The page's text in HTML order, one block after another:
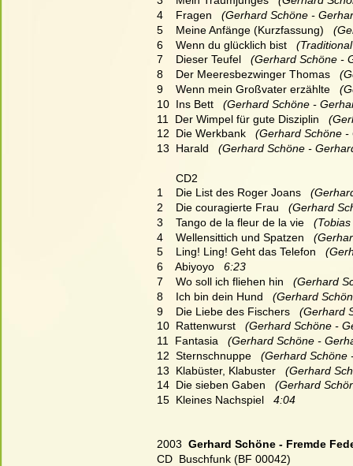
4    Fragen
(Gerhard Schöne -
5    Meine Anfänge (Kurzfassung)
6    Wenn du glücklich bist
7    Dieser Teufel
(Gerhard Schöne -
8    Der Meeresbezwinger Thomas
9    Wenn mein Großvater erzählte
10  Ins Bett
(Gerhard Schöne -
11  Der Wimpel für gute Disziplin
12  Die Werkbank
(Gerhard Schöne
13  Harald
(Gerhard Schöne -
      CD2
1    Die List des Roger Joans
2    Die couragierte Frau
(Gerhard
3    Tango de la fleur de la vie
4    Wellensittich und Spatzen
5    Ling! Ling! Geht das Telefon
6    Abiyoyo 6:23
7    Wo soll ich fliehen hin
(Gerhard
8    Ich bin dein Hund
(Gerhard
9    Die Liebe des Fischers
(Gerhard
10  Rattenwurst
(Gerhard Schöne -
11  Fantasia
(Gerhard Schöne -
12  Sternschnuppe
(Gerhard
13  Klabüster, Klabuster
(Gerhard
14  Die sieben Gaben
(Gerhard
15  Kleines Nachspiel 4:04
2003 Gerhard Schöne - Fremde
CD  Buschfunk (BF 00042)